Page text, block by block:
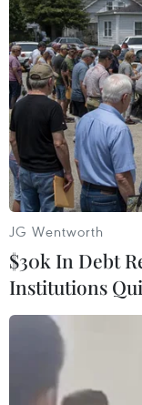
TIN LIÊN
Vàng ghi
JG Wentworth
$30k In Debt
Institutions